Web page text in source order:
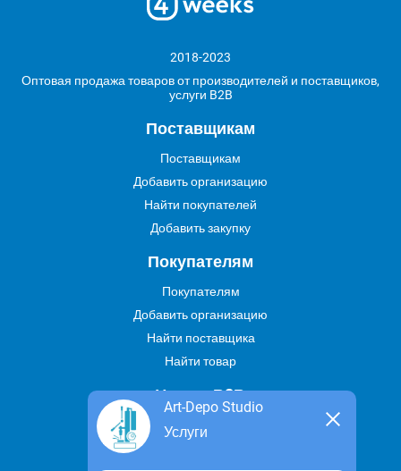
Art-Depo Studio
Услуги
2018-2023
Оптовая продажа товаров от производителей и поставщиков,
услуги B2B
Поставщикам
Поставщикам
Добавить организацию
Найти покупателей
Добавить закупку
Покупателям
Покупателям
Добавить организацию
Найти поставщика
Найти товар
Услуги В2В
Найти услугу
Предложить свою услугу